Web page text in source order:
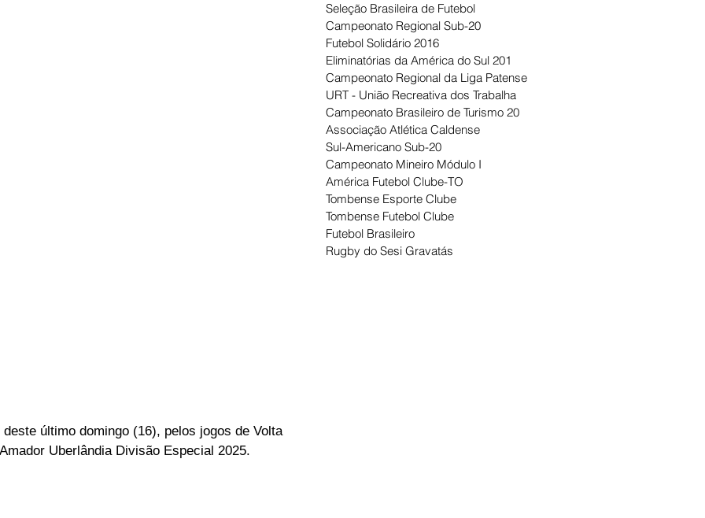
último domingo (16), pelos jogos de Volta
Uberlândia Divisão Especial 2025.
Seleção Brasileira de Futebol
Campeonato Regional Sub-20
Futebol Solidário 2016
Eliminatórias da América do Sul 201
Campeonato Regional da Liga Patense
URT - União Recreativa dos Trabalha
Campeonato Brasileiro de Turismo 20
Associação Atlética Caldense
Sul-Americano Sub-20
Campeonato Mineiro Módulo I
América Futebol Clube-TO
Tombense Esporte Clube
Tombense Futebol Clube
Futebol Brasileiro
Rugby do Sesi Gravatás